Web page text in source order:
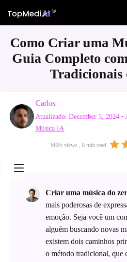
Como Criar uma
Guia Completo
Tradicionais
Carlos
Atualizado: December 5, 2024 •
Música IA
6895 views , 8 min read
Criar uma música do
mais poderosas de
emoção. Seja você um
alguém buscando novas
existem dois caminhos
o método tradicional, que